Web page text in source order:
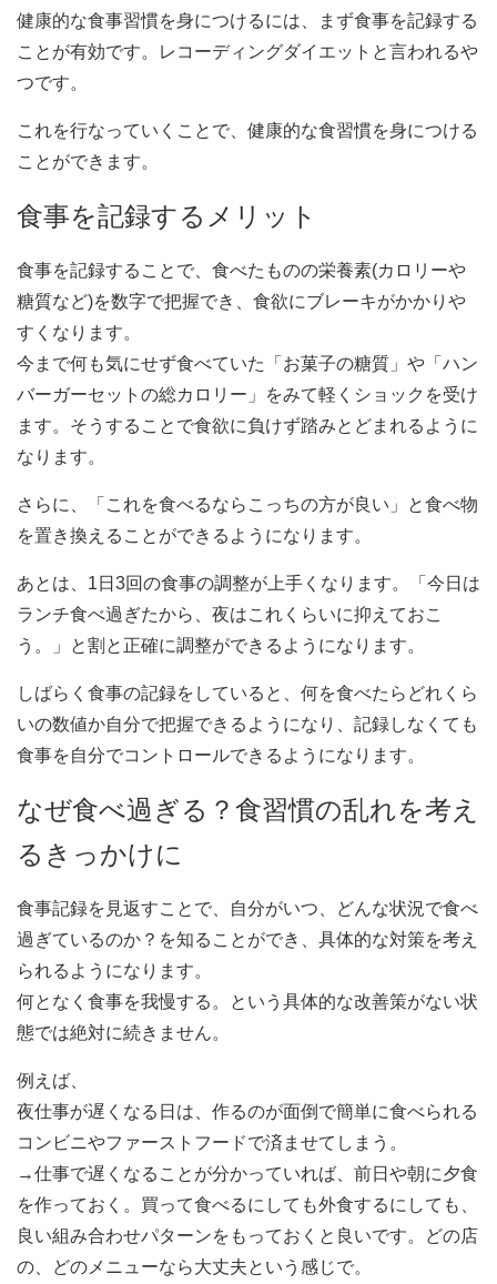
健康的な食事習慣を身につけるには、まず食事を記録する
ことが有効です。レコーディングダイエットと言われるや
つです。
これを行なっていくことで、健康的な食習慣を身につける
ことができます。
食事を記録するメリット
食事を記録することで、食べたものの栄養素(カロリーや
糖質など)を数字で把握でき、食欲にブレーキがかかりや
すくなります。
今まで何も気にせず食べていた「お菓子の糖質」や「ハン
バーガーセットの総カロリー」をみて軽くショックを受け
ます。そうすることで食欲に負けず踏みとどまれるように
なります。
さらに、「これを食べるならこっちの方が良い」と食べ物
を置き換えることができるようになります。
あとは、1日3回の食事の調整が上手くなります。「今日は
ランチ食べ過ぎたから、夜はこれくらいに抑えておこ
う。」と割と正確に調整ができるようになります。
しばらく食事の記録をしていると、何を食べたらどれくら
いの数値か自分で把握できるようになり、記録しなくても
食事を自分でコントロールできるようになります。
なぜ食べ過ぎる？食習慣の乱れを考え
るきっかけに
食事記録を見返すことで、自分がいつ、どんな状況で食べ
過ぎているのか？を知ることができ、具体的な対策を考え
られるようになります。
何となく食事を我慢する。という具体的な改善策がない状
態では絶対に続きません。
例えば、
夜仕事が遅くなる日は、作るのが面倒で簡単に食べられる
コンビニやファーストフードで済ませてしまう。
→仕事で遅くなることが分かっていれば、前日や朝に夕食
を作っておく。買って食べるにしても外食するにしても、
良い組み合わせパターンをもっておくと良いです。どの店
の、どのメニューなら大丈夫という感じで。